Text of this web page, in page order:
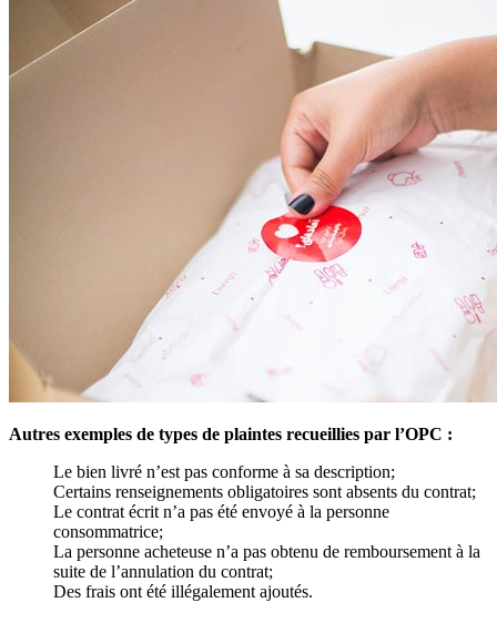
Autres exemples de types de plaintes recueillies par l’OPC :
Le bien livré n’est pas conforme à sa description;
Certains renseignements obligatoires sont absents du contrat;
Le contrat écrit n’a pas été envoyé à la personne
consommatrice;
La personne acheteuse n’a pas obtenu de remboursement à la
suite de l’annulation du contrat;
Des frais ont été illégalement ajoutés.